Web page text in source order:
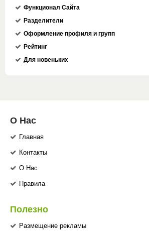
Функционал Сайта
Разделители
Оформление профиля и групп
Рейтинг
Для новеньких
О Нас
Главная
Контакты
О Нас
Правила
Полезно
Размещение рекламы